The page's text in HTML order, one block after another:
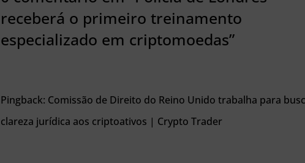
receberá o primeiro treinamento
especializado em criptomoedas”
Pingback: Comissão de Direito do Reino Unido trabalha para
clareza jurídica aos criptoativos | Crypto Trader